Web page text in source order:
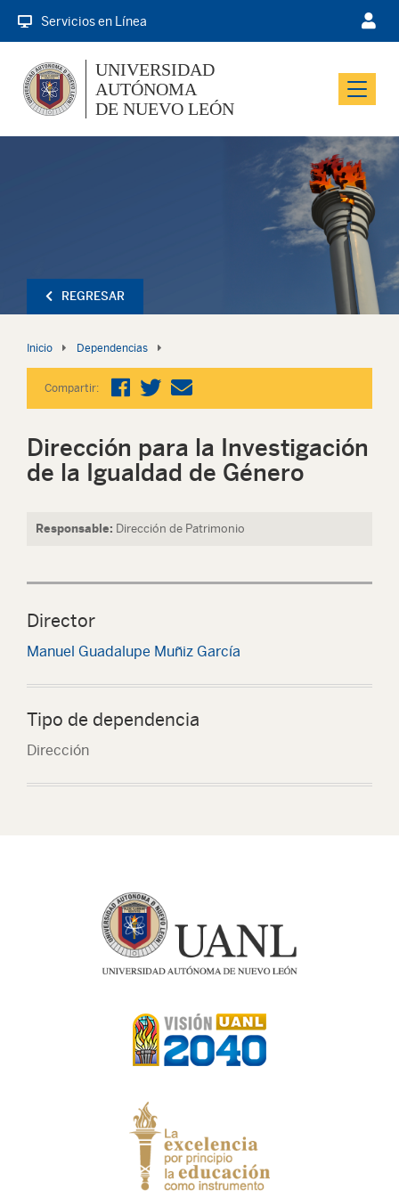
Servicios en Línea
Menu
UNIVERSIDAD
AUTÓNOMA
DE NUEVO LEÓN
REGRESAR
Inicio Dependencias
Compartir:
Dirección para la Investigación
de la Igualdad de Género
Responsable: Dirección de Patrimonio
Director
Manuel Guadalupe Muñiz García
Tipo de dependencia
Dirección